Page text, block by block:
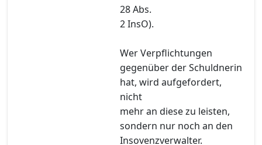
28 Abs.
2 InsO).
Wer Verpflichtungen
gegenüber der Schuldnerin
hat, wird aufgefordert,
nicht
mehr an diese zu leisten,
sondern nur noch an den
Insovenzverwalter.